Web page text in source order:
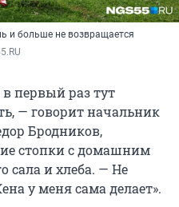
и больше не возвращается
в первый раз тут
— говорит начальник
Бродников,
стопки с домашним
сала и хлеба. — Не
у меня сама делает».